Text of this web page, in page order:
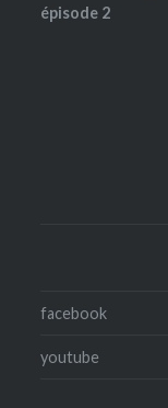
épisode 2
facebook
youtube